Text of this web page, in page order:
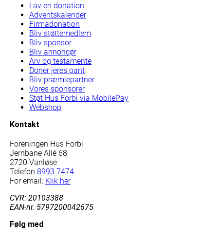
Lav en donation
Adventskalender
Firmadonation
Bliv støttemedlem
Bliv sponsor
Bliv annoncør
Arv og testamente
Doner jeres pant
Bliv præmiepartner
Vores sponsorer
Støt Hus Forbi via MobilePay
Webshop
Kontakt
Foreningen Hus Forbi
Jernbane Allé 68
2720 Vanløse
Telefon 8993 7474
For email: Klik her
CVR: 20103388
EAN-nr. 5797200042675
Følg med